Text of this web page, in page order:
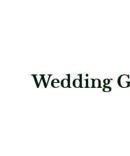
Wedding